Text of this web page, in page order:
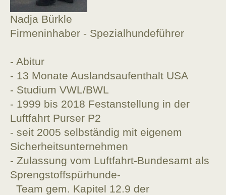
Nadja Bürkle
Firmeninhaber - Spezialhundeführer
- Abitur
- 13 Monate Auslandsaufenthalt USA
- Studium VWL/BWL
- 1999 bis 2018 Festanstellung in der
Luftfahrt Purser P2
- seit 2005 selbständig mit eigenem
Sicherheitsunternehmen
- Zulassung vom Luftfahrt-Bundesamt als
Sprengstoffspürhunde-
Team gem. Kapitel 12.9 der